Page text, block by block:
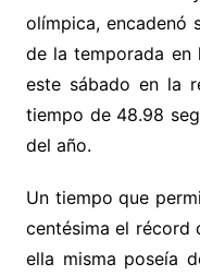
olímpica, encadenó
de la temporada en
este sábado en la
tiempo de 48.98
del año.
Un tiempo que
centésima el récord
ella misma poseía